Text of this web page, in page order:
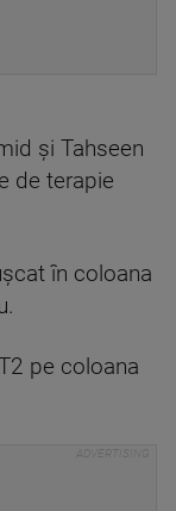
și Tahseen
de terapie
în coloana
pe coloana